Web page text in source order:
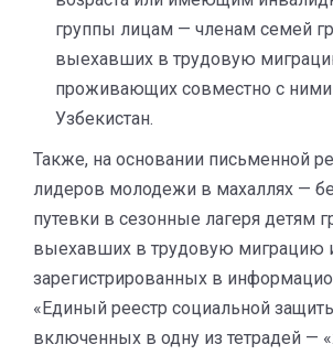
группы лицам — членам семей
выехавших в трудовую
проживающих совместно с
Узбекистан.
Также, на основании письменной
лидеров молодежи в махаллях —
путевки в сезонные лагеря детям
выехавших в трудовую миграцию
зарегистрированных в
«Единый реестр социальной
включенных в одну из тетрадей —